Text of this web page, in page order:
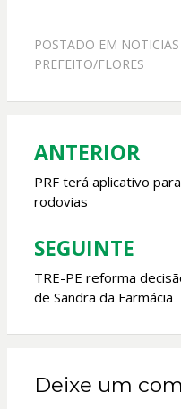
POSTADO EM NOTICIAS
PREFEITO/FLORES
Navegação
de
Post
ANTERIOR
PRF terá aplicativo
rodovias
SEGUINTE
TRE-PE reforma
de Sandra da Farmácia
Deixe um